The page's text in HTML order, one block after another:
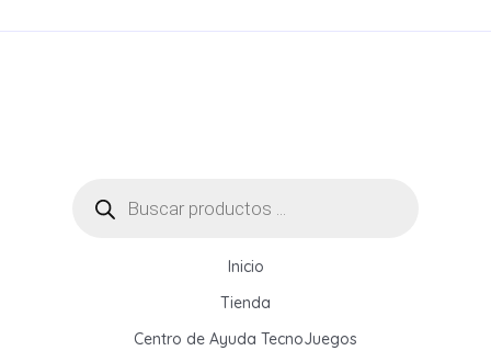
a
productos
Inicio
Tienda
Centro de Ayuda TecnoJuegos